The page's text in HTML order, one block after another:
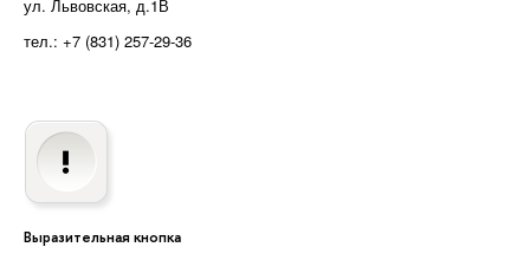
ул. Львовская, д.1В
тел.: +7 (831) 257-29-36
Выразительная кнопка